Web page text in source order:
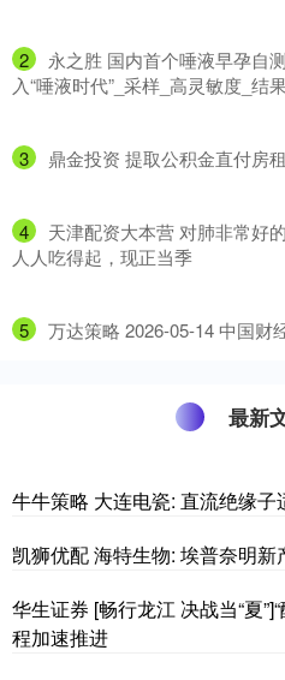
2
永之胜 国内首个唾液早孕自
入“唾液时代”_采样_高灵敏度_结
3 鼎金投资 提取公积金直付房
4
天津配资大本营 对肺非常好
人人吃得起，现正当季
5 万达策略 2026-05-14 中国财
最新
牛牛策略 大连电瓷: 直流绝缘
凯狮优配 海特生物: 埃普奈明
华生证券 [畅行龙江 决战当“夏
程加速推进